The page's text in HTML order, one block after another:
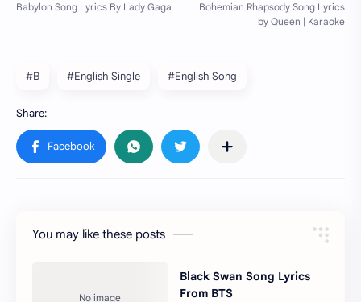
#B #English Single #English Song
You may like these posts
Black Swan Song Lyrics
From BTS